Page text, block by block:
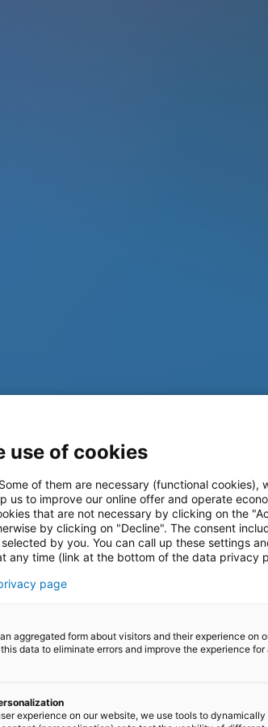
use of cookies
of them are necessary (functional cookies),
us to improve our online offer and operate
that are not necessary by clicking on the
by clicking on "Decline". The consent
by you. You can call up these settings
any time (link at the bottom of the data privacy
page
aggregated form about visitors and their experience on
data to eliminate errors and improve the experience for
experience on our website, we use tools to dynamically